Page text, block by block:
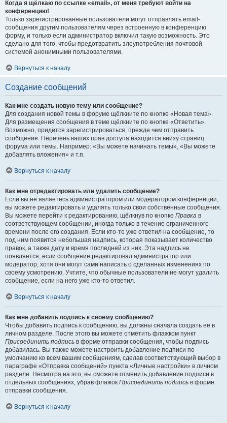
Когда я щёлкаю по ссылке «email», от меня требуют войти на
конференцию!
Только зарегистрированные пользователи могут отправлять email-
сообщения другим пользователям через встроенную в конференцию
форму, и только если администратор включил такую возможность. Это
сделано для того, чтобы предотвратить злоупотребления почтовой
системой анонимными пользователями.
Вернуться к началу
Создание сообщений
Как мне создать новую тему или сообщение?
Для создания новой темы в форуме щёлкните по кнопке «Новая тема».
Для размещения сообщения в теме щёлкните по кнопке «Ответить».
Возможно, придётся зарегистрироваться, прежде чем отправить
сообщение. Перечень ваших прав доступа находится внизу страниц
форума или темы. Например: «Вы можете начинать темы», «Вы можете
добавлять вложения» и т.п.
Вернуться к началу
Как мне отредактировать или удалить сообщение?
Если вы не являетесь администратором или модератором конференции,
вы можете редактировать и удалять только свои собственные сообщения.
Вы можете перейти к редактированию, щёлкнув по кнопке Правка в
соответствующем сообщении, иногда только в течение ограниченного
времени после его создания. Если кто-то уже ответил на сообщение, то
под ним появится небольшая надпись, которая показывает количество
правок, а также дату и время последней из них. Эта надпись не
появляется, если сообщение редактировал администратор или
модератор, хотя они могут сами написать о сделанных изменениях по
своему усмотрению. Учтите, что обычные пользователи не могут удалить
сообщение, если на него уже кто-то ответил.
Вернуться к началу
Как мне добавить подпись к своему сообщению?
Чтобы добавить подпись к сообщению, вы должны сначала создать её в
личном разделе. После этого вы можете отметить флажком пункт
Присоединить подпись в форме отправки сообщения, чтобы подпись
добавилась. Вы также можете настроить добавление подписи по
умолчанию ко всем вашим сообщениям, сделав соответствующий выбор в
параграфе «Отправка сообщений» пункта «Личные настройки» в личном
разделе. Несмотря на это, вы сможете отменить добавление подписи в
отдельных сообщениях, убрав флажок Присоединить подпись в форме
отправки сообщения.
Вернуться к началу